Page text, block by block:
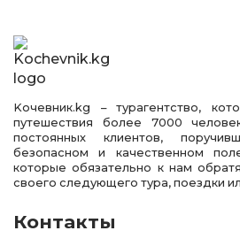
Kочевник.kg – турагентство,
путешествия более 7000
постоянных клиентов,
безопасном и качественном
которые обязательно к нам
своего следующего тура, поездки
Контакты